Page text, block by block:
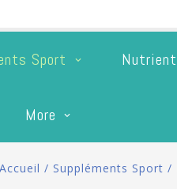
Sport
More
Accueil / Suppléments Sport /